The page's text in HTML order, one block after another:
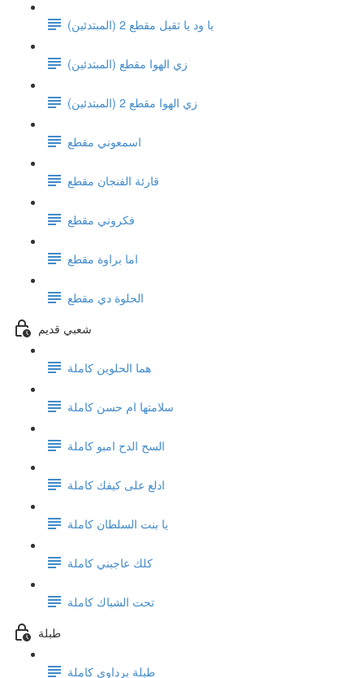
يا ود يا ثقيل مقطع 2 (المبتدئين)
زي الهوا مقطع (المبتدئين)
زي الهوا مقطع 2 (المبتدئين)
اسمعوني مقطع
قارئة الفنجان مقطع
فكروني مقطع
اما براوة مقطع
الحلوة دي مقطع
شعبي قديم
هما الحلوين كاملة
سلامتها ام حسن كاملة
السح الدح امبو كاملة
ادلع على كيفك كاملة
يا بنت السلطان كاملة
كلك عاجبني كاملة
تحت الشباك كاملة
طبلة
طبلة برداوي كاملة